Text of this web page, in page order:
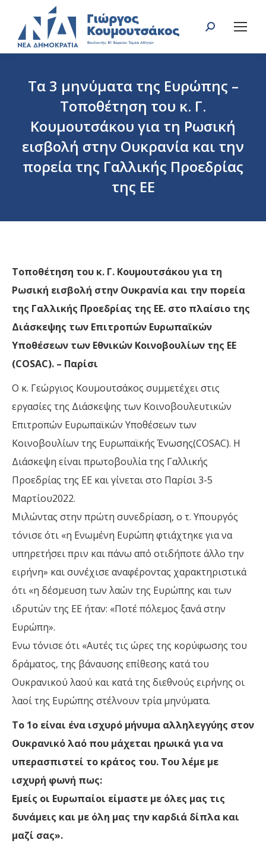
Search:
Τα 3 μηνύματα της Ευρώπης –
Τοποθέτηση του κ. Γ.
Κουμουτσάκου για τη Ρωσική
εισβολή στην Ουκρανία και την
πορεία της Γαλλικής Προεδρίας
της ΕΕ
Τοποθέτηση του κ. Γ. Κουμουτσάκου για τη
Ρωσική εισβολή στην Ουκρανία και την πορεία
της Γαλλικής Προεδρίας της ΕΕ. στο πλαίσιο της
Διάσκεψης των Επιτροπών Ευρωπαϊκών
Υποθέσεων των Εθνικών Κοινοβουλίων της ΕΕ
(COSAC). – Παρίσι
Ο κ. Γεώργιος Κουμουτσάκος συμμετέχει στις
εργασίες της Διάσκεψης των Κοινοβουλευτικών
Επιτροπών Ευρωπαϊκών Υποθέσεων των
Κοινοβουλίων της Ευρωπαϊκής Ένωσης(COSAC). Η
Διάσκεψη είναι πρωτοβουλία της Γαλλικής
Προεδρίας της ΕΕ και γίνεται στο Παρίσι 3-5
Μαρτίου2022.
Μιλώντας στην πρώτη συνεδρίαση, ο τ. Υπουργός
τόνισε ότι «η Ενωμένη Ευρώπη φτιάχτηκε για να
υπηρετήσει πριν και πάνω από οτιδήποτε άλλο την
ειρήνη» και συνέχισε αναφέροντας χαρακτηριστικά
ότι «η δέσμευση των λαών της Ευρώπης και των
ιδρυτών της ΕΕ ήταν: «Ποτέ πόλεμος ξανά στην
Ευρώπη».
Ενω τόνισε ότι «Αυτές τις ώρες της κορύφωσης του
δράματος, της βάναυσης επίθεσης κατά του
Ουκρανικού λαού και κατά της διεθνούς ειρήνης οι
λαοί της Ευρώπης στέλνουν τρία μηνύματα.
Το 1ο είναι ένα ισχυρό μήνυμα αλληλεγγύης στον
Ουκρανικό λαό που μάχεται ηρωικά για να
υπερασπιστεί το κράτος του. Του λέμε με
ισχυρή φωνή πως:
Eμείς οι Ευρωπαίοι είμαστε με όλες μας τις
δυνάμεις και με όλη μας την καρδιά δίπλα και
μαζί σας».